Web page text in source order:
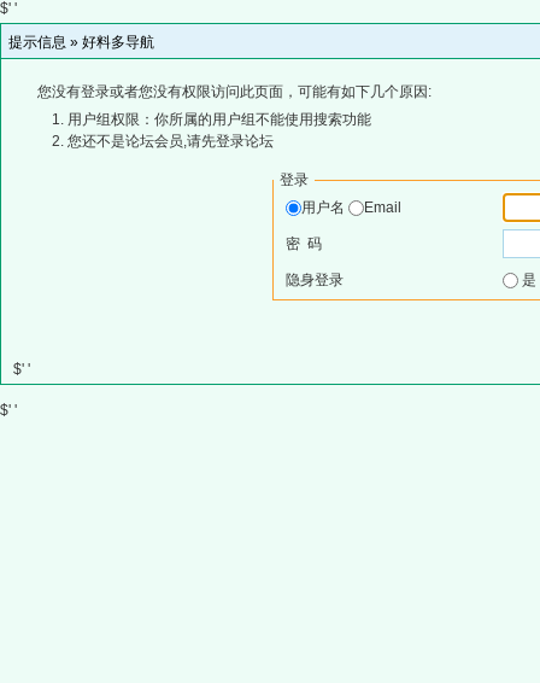
$' '
提示信息 » 好料多导航
您没有登录或者您没有权限访问此页面，可能有如下几个原因:
用户组权限：你所属的用户组不能使用搜索功能
您还不是论坛会员,请先登录论坛
登录
用户名
Email
密 码
隐身登录
$' '
$' '